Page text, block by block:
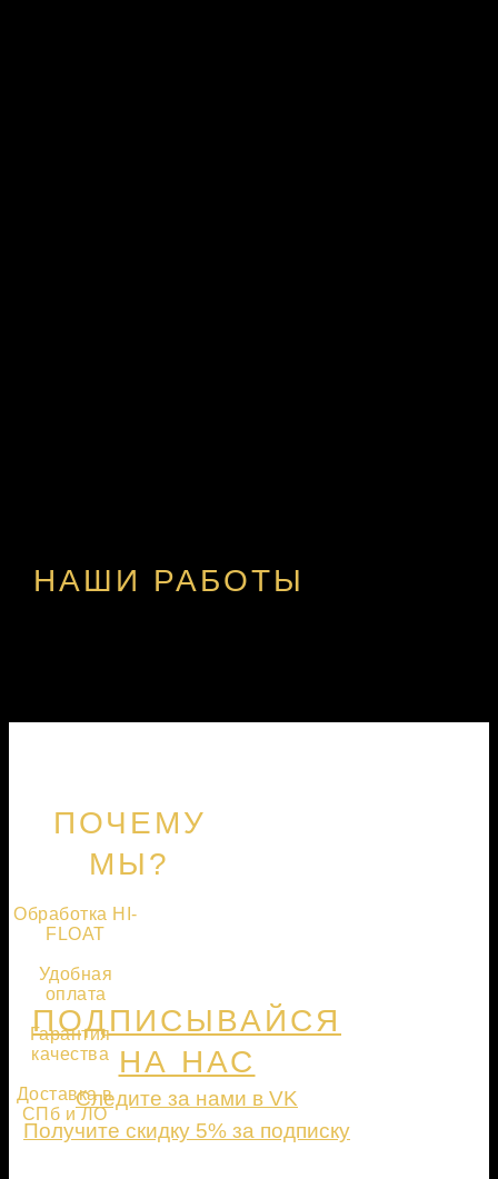
ПОЧЕМУ
МЫ?
Обработка HI-
FLOAT
Удобная
оплата
Гарантия
качества
Доставка в
СПб и ЛО
НАШИ РАБОТЫ
ПОДПИСЫВАЙСЯ
НА НАС
Следите за нами в VK
Получите скидку 5% за подписку